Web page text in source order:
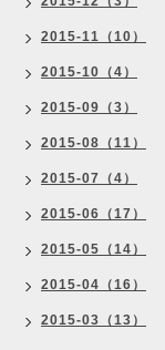
2015-11（10）
2015-10（4）
2015-09（3）
2015-08（11）
2015-07（4）
2015-06（17）
2015-05（14）
2015-04（16）
2015-03（13）